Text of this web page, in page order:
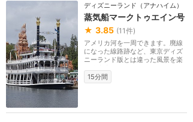
ディズニーランド（アナハイム）
蒸気船マークトゥエイン号
★ 3.85 (11件)
アメリカ河を一周できます。廃線
になった線路跡など、東京ディズ
ニーランド版とは違った風景を楽
15分間